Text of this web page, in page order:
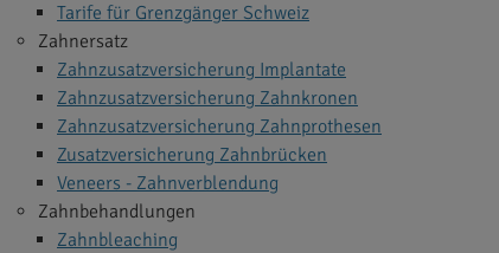
Tarife für Grenzgänger Schweiz
Zahnersatz
Zahnzusatzversicherung Implantate
Zahnzusatzversicherung Zahnkronen
Zahnzusatzversicherung Zahnprothesen
Zusatzversicherung Zahnbrücken
Veneers - Zahnverblendung
Zahnbehandlungen
Zahnbleaching